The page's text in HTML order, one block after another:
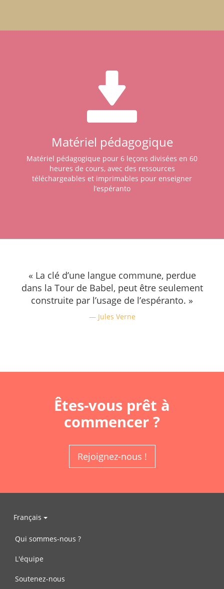
Matériel pédagogique
Matériel pédagogique pour 6 leçons divisées en 60
heures de cours, avec des ressources
téléchargeables et imprimables pour enseigner
l’espéranto
« La clé d’une langue commune, perdue
dans la Tour de Babel, peut être seulement
construite par l’usage de l’espéranto. »
Jules Verne
Êtes-vous prêt à
commencer ?
Rejoignez-nous !
Français
Qui sommes-nous ?
L'équipe
Soutenez-nous